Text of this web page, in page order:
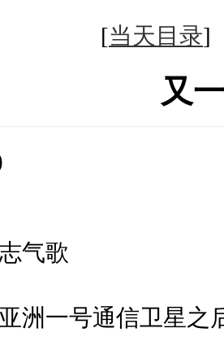
[当天目录
又
气歌
洲一号通信卫星之